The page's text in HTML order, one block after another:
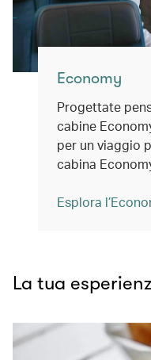
Economy
Progettate
cabine
per un viaggio
cabina
Esplora
La tua